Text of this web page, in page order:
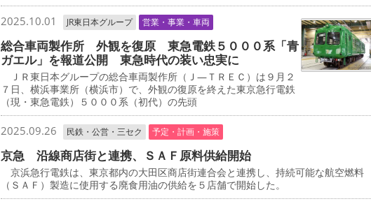
2025.10.01 JR東日本グループ 営業・事業・車両
総合車両製作所 外観を復原 東急電鉄５０００系「青
ガエル」を報道公開 東急時代の装い忠実に
ＪＲ東日本グループの総合車両製作所（Ｊ―ＴＲＥＣ）は９月２
７日、横浜事業所（横浜市）で、外観の復原を終えた東京急行電鉄
（現・東急電鉄）５０００系（初代）の先頭
2025.09.26 民鉄・公営・三セク 予定・計画・施策
京急 沿線商店街と連携、ＳＡＦ原料供給開始
京浜急行電鉄は、東京都内の大田区商店街連合会と連携し、持続可能な航空燃料
（ＳＡＦ）製造に使用する廃食用油の供給を５店舗で開始した。